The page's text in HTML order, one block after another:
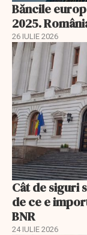
Băncile
2025.
26 IULIE 2026
Cât de siguri
de ce e
BNR
24 IULIE 2026